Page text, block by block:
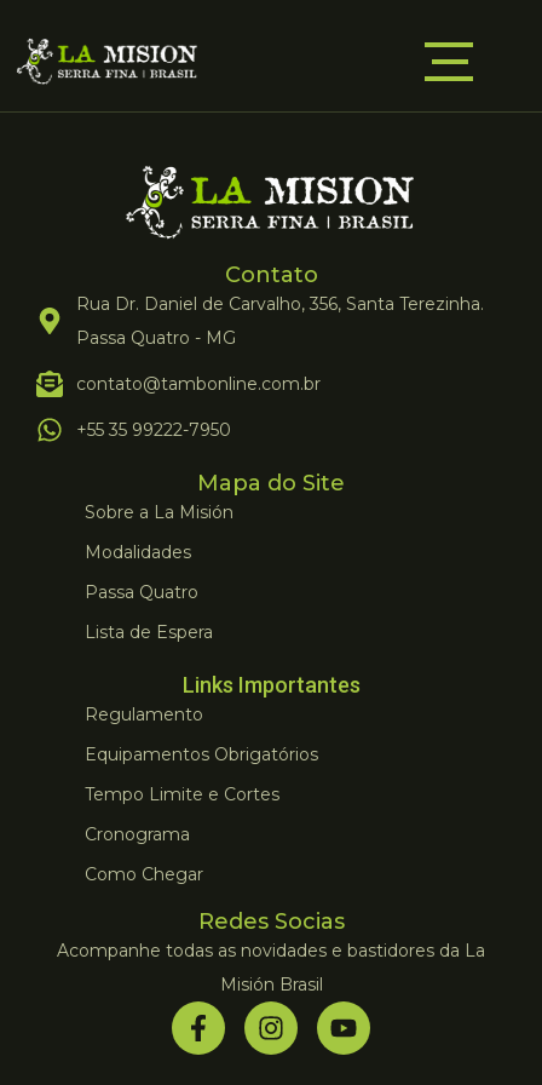
Contato
Rua Dr. Daniel de Carvalho, 356, Santa Terezinha.
Passa Quatro - MG
contato@tambonline.com.br
+55 35 99222-7950
Mapa do Site
Sobre a La Misión
Modalidades
Passa Quatro
Lista de Espera
Links Importantes
Regulamento
Equipamentos Obrigatórios
Tempo Limite e Cortes
Cronograma
Como Chegar
Redes Socias
Acompanhe todas as novidades e bastidores da La
Misión Brasil